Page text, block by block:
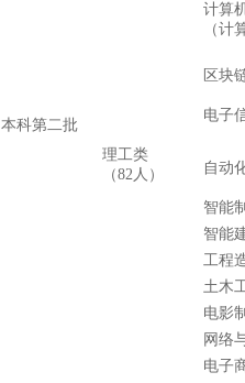
本科第二批
理工类
（82人）
计算
（计
区块
电子
自动
智能
智能
工程
土木
电影
网络
电子